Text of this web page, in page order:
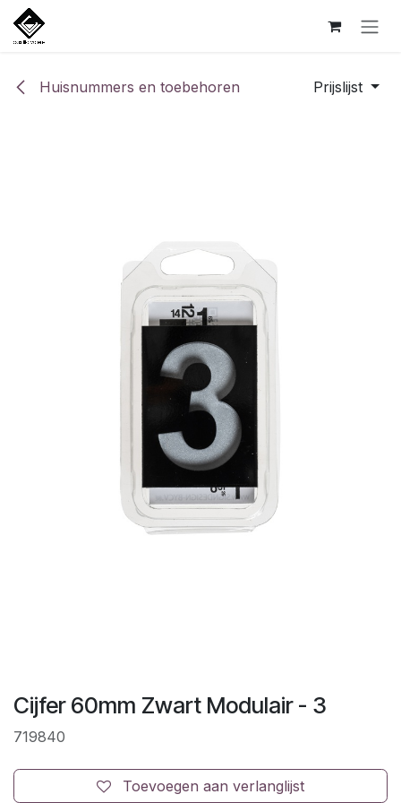
Overslaan naar inhoud
Huisnummers en toebehoren Prijslijst
Cijfer 60mm Zwart Modulair - 3
719840
Toevoegen aan verlanglijst